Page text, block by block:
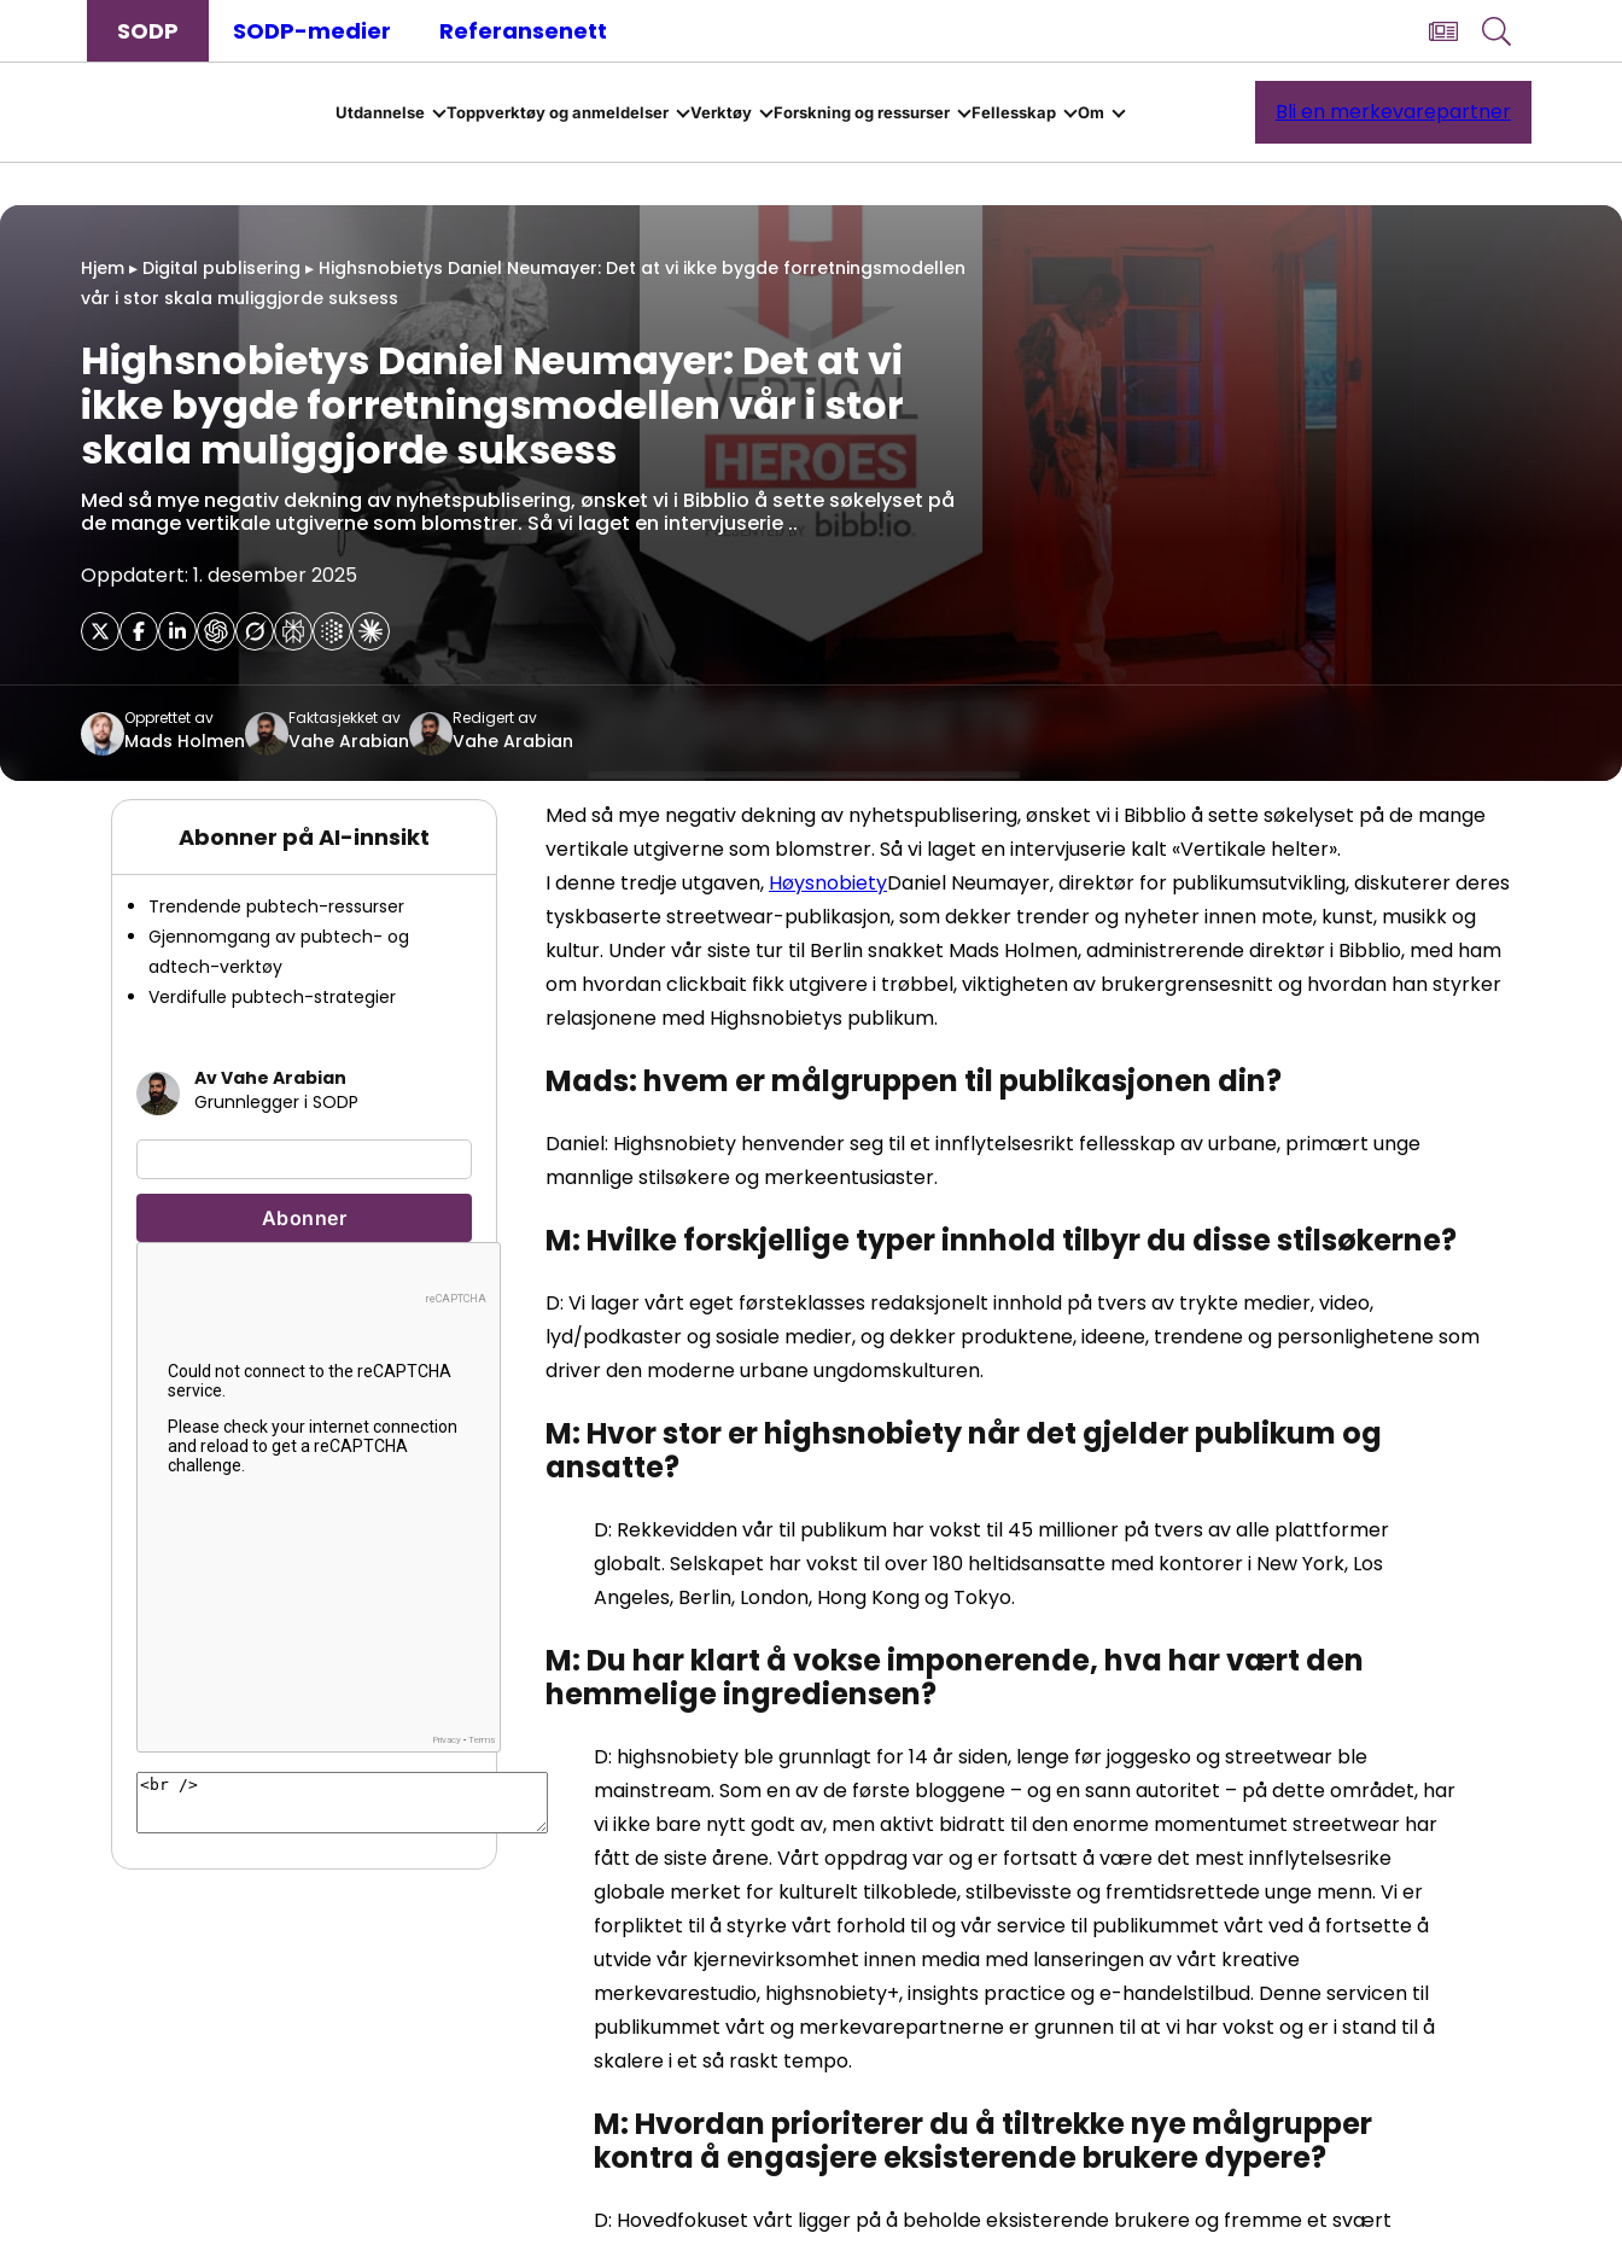
SODP SODP-medier Referansenett
Utdannelse Toppverktøy og anmeldelser Verktøy Forskning og ressurser Fellesskap Om Bli en merkevarepartner
Hjem ▸ Digital publisering ▸ Highsnobietys Daniel Neumayer: Det at vi ikke bygde forretningsmodellen
vår i stor skala muliggjorde suksess
Highsnobietys Daniel Neumayer: Det at vi
ikke bygde forretningsmodellen vår i stor
skala muliggjorde suksess
Med så mye negativ dekning av nyhetspublisering, ønsket vi i Bibblio å sette søkelyset på
de mange vertikale utgiverne som blomstrer. Så vi laget en intervjuserie ..
Oppdatert: 1. desember 2025
Opprettet av
Mads Holmen
Faktasjekket av
Vahe Arabian
Redigert av
Vahe Arabian
Abonner på AI-innsikt
Trendende pubtech-ressurser
Gjennomgang av pubtech- og
adtech-verktøy
Verdifulle pubtech-strategier
Av Vahe Arabian
Grunnlegger i SODP
Med så mye negativ dekning av nyhetspublisering, ønsket vi i Bibblio å sette søkelyset på de mange
vertikale utgiverne som blomstrer. Så vi laget en intervjuserie kalt «Vertikale helter».
I denne tredje utgaven, HøysnobietyDaniel Neumayer, direktør for publikumsutvikling, diskuterer deres
tyskbaserte streetwear-publikasjon, som dekker trender og nyheter innen mote, kunst, musikk og
kultur. Under vår siste tur til Berlin snakket Mads Holmen, administrerende direktør i Bibblio, med ham
om hvordan clickbait fikk utgivere i trøbbel, viktigheten av brukergrensesnitt og hvordan han styrker
relasjonene med Highsnobietys publikum.
Mads: hvem er målgruppen til publikasjonen din?
Daniel: Highsnobiety henvender seg til et innflytelsesrikt fellesskap av urbane, primært unge
mannlige stilsøkere og merkeentusiaster.
M: Hvilke forskjellige typer innhold tilbyr du disse stilsøkerne?
D: Vi lager vårt eget førsteklasses redaksjonelt innhold på tvers av trykte medier, video,
lyd/podkaster og sosiale medier, og dekker produktene, ideene, trendene og personlighetene som
driver den moderne urbane ungdomskulturen.
M: Hvor stor er highsnobiety når det gjelder publikum og
ansatte?
D: Rekkevidden vår til publikum har vokst til 45 millioner på tvers av alle plattformer
globalt. Selskapet har vokst til over 180 heltidsansatte med kontorer i New York, Los
Angeles, Berlin, London, Hong Kong og Tokyo.
M: Du har klart å vokse imponerende, hva har vært den
hemmelige ingrediensen?
D: highsnobiety ble grunnlagt for 14 år siden, lenge før joggesko og streetwear ble
mainstream. Som en av de første bloggene – og en sann autoritet – på dette området, har
vi ikke bare nytt godt av, men aktivt bidratt til den enorme momentumet streetwear har
fått de siste årene. Vårt oppdrag var og er fortsatt å være det mest innflytelsesrike
globale merket for kulturelt tilkoblede, stilbevisste og fremtidsrettede unge menn. Vi er
forpliktet til å styrke vårt forhold til og vår service til publikummet vårt ved å fortsette å
utvide vår kjernevirksomhet innen media med lanseringen av vårt kreative
merkevarestudio, highsnobiety+, insights practice og e-handelstilbud. Denne servicen til
publikummet vårt og merkevarepartnerne er grunnen til at vi har vokst og er i stand til å
skalere i et så raskt tempo.
M: Hvordan prioriterer du å tiltrekke nye målgrupper
kontra å engasjere eksisterende brukere dypere?
D: Hovedfokuset vårt ligger på å beholde eksisterende brukere og fremme et svært